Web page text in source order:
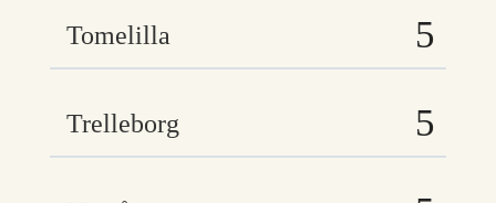
Tomelilla
Trelleborg